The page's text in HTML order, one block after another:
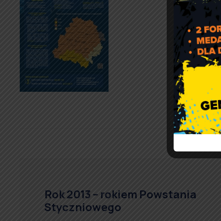
Rok 2013 – rokiem Powstania
Styczniowego